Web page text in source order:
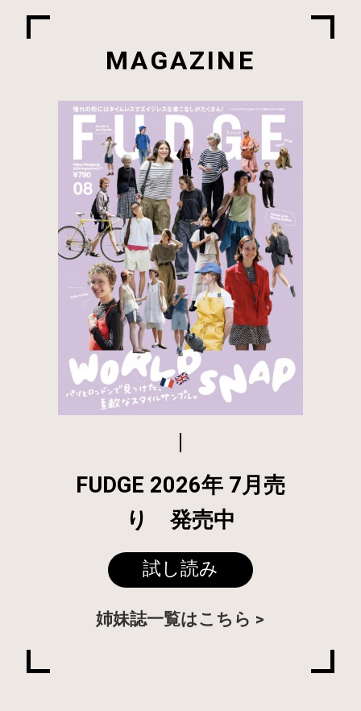
MAGAZINE
FUDGE 2026年 7月売
り 発売中
試し読み
姉妹誌一覧はこちら